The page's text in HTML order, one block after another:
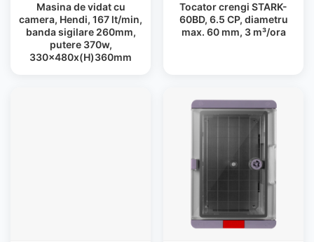
Masina de vidat cu
camera, Hendi, 167 lt/min,
banda sigilare 260mm,
putere 370w,
330x480x(H)360mm
Tocator crengi STARK-
60BD, 6.5 CP, diametru
max. 60 mm, 3 m³/ora